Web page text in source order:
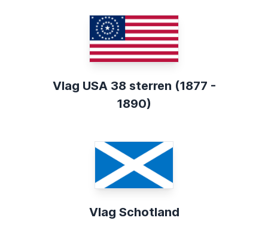
Vlag USA 38 sterren (1877 -
1890)
Vlag Schotland